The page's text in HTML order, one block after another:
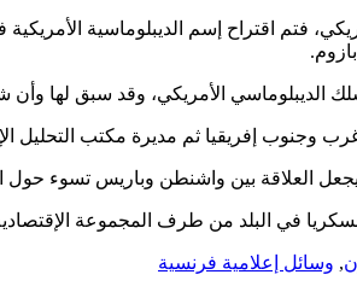
الديبلوماسي الأمريكي، وقد سبق لها
وجنوب إفريقيا ثم مديرة مكتب التحليل
العلاقة بين واشنطن وباريس تسوء حول
في البلد من طرف المجموعة الإقتصادية
, وسائل إعلامية فرنسية